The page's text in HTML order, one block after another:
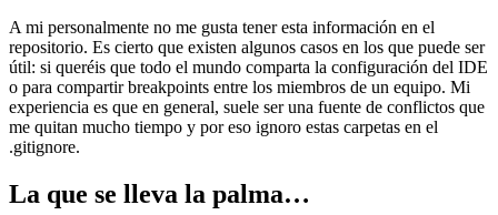
A mi personalmente no me gusta tener esta información en el
repositorio. Es cierto que existen algunos casos en los que puede ser
útil: si queréis que todo el mundo comparta la configuración del IDE
o para compartir breakpoints entre los miembros de un equipo. Mi
experiencia es que en general, suele ser una fuente de conflictos que
me quitan mucho tiempo y por eso ignoro estas carpetas en el
.gitignore.
La que se lleva la palma…